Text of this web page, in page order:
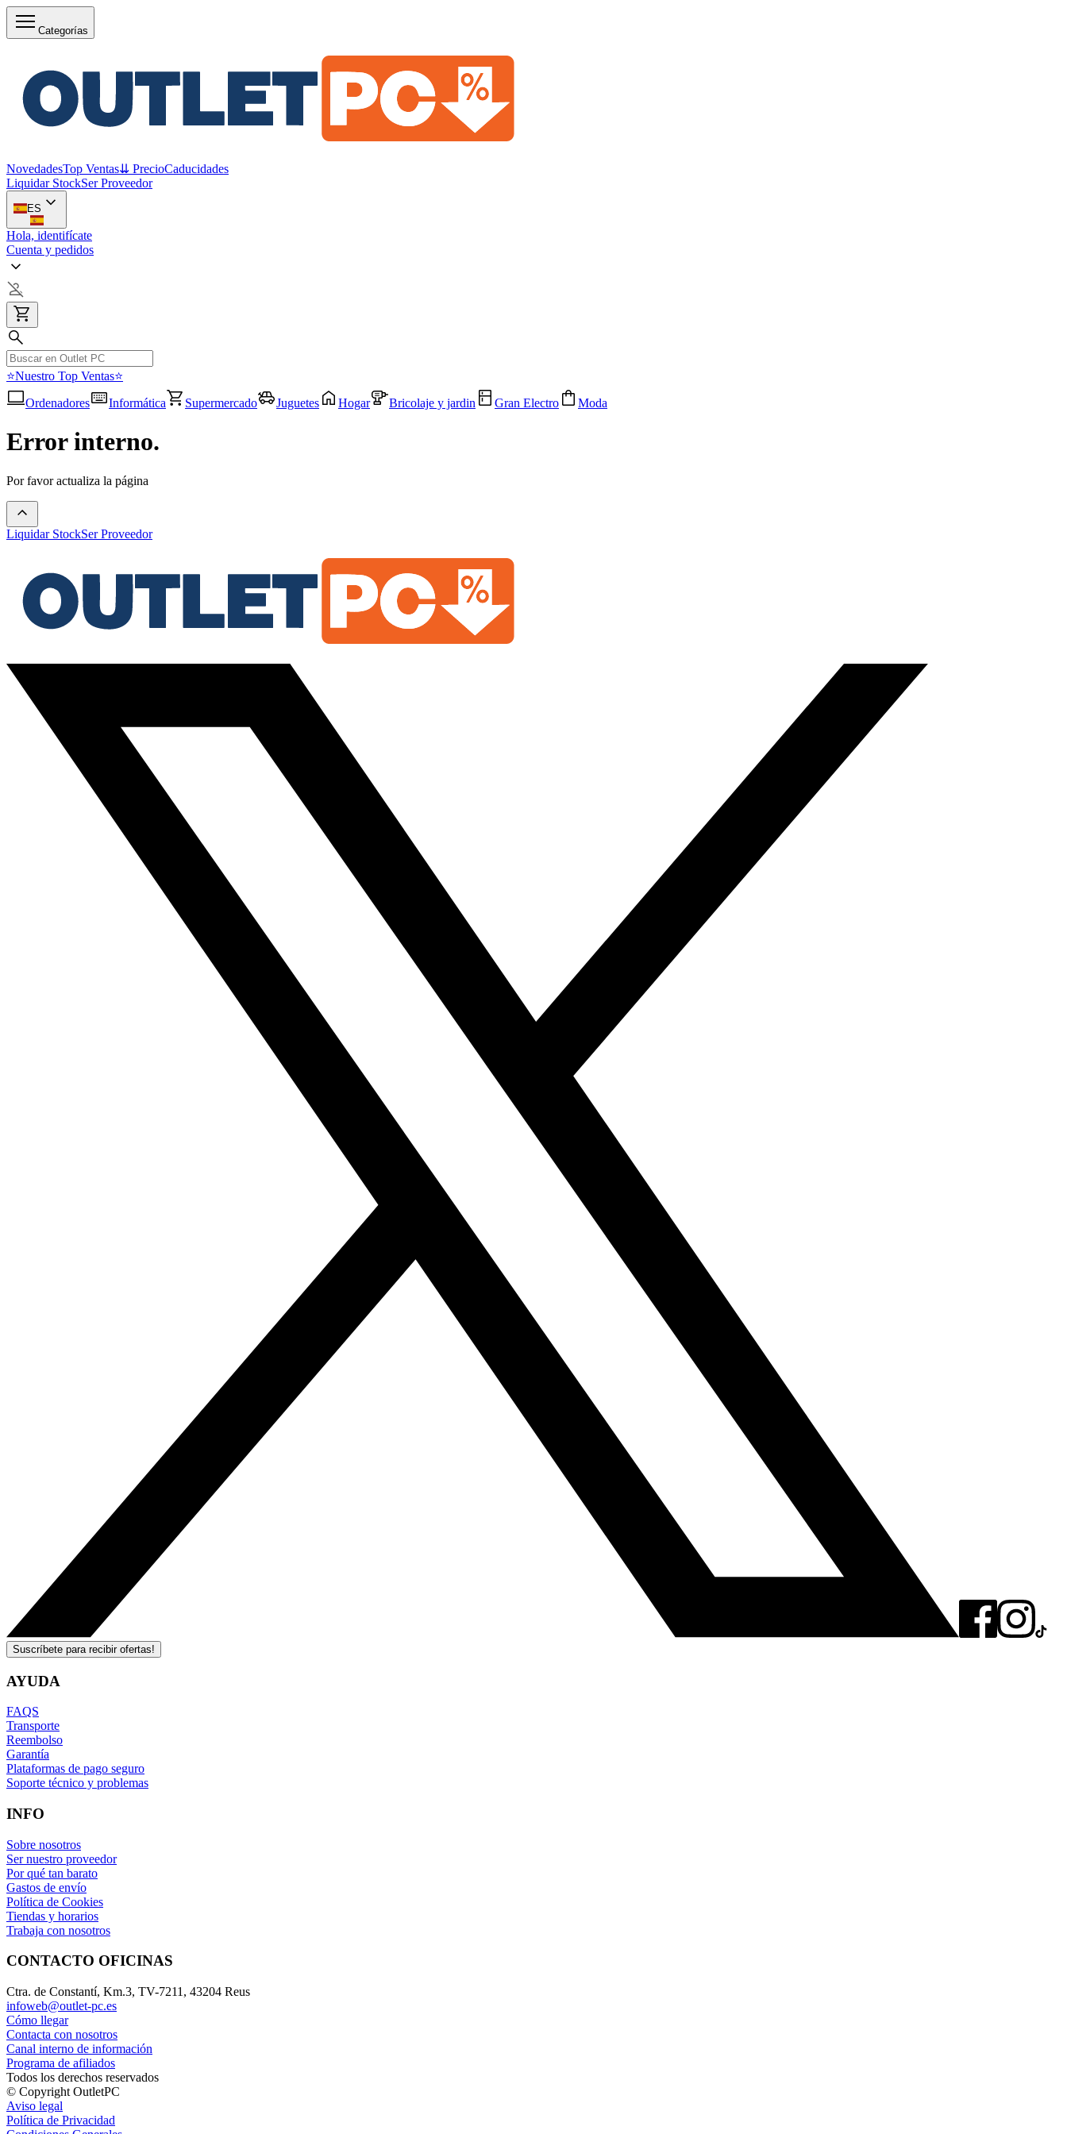
Categorías
NovedadesTop Ventas⇊ PrecioCaducidades
Liquidar StockSer Proveedor
ES
Hola, identifícate
Cuenta y pedidos
⭐Nuestro Top Ventas⭐
Ordenadores
Informática Supermercado Juguetes Hogar Bricolaje y jardin Gran Electro Moda
Error interno.
Por favor actualiza la página
Liquidar StockSer Proveedor
Suscríbete para recibir ofertas!
AYUDA
FAQS
Transporte
Reembolso
Garantía
Plataformas de pago seguro
Soporte técnico y problemas
INFO
Sobre nosotros
Ser nuestro proveedor
Por qué tan barato
Gastos de envío
Política de Cookies
Tiendas y horarios
Trabaja con nosotros
CONTACTO OFICINAS
Ctra. de Constantí, Km.3, TV-7211, 43204 Reus
infoweb@outlet-pc.es
Cómo llegar
Contacta con nosotros
Canal interno de información
Programa de afiliados
Todos los derechos reservados
© Copyright OutletPC
Aviso legal
Política de Privacidad